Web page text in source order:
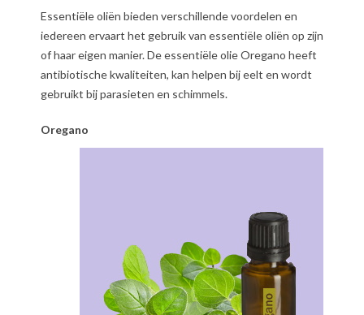
Essentiële oliën bieden verschillende voordelen en
iedereen ervaart het gebruik van essentiële oliën op zijn
of haar eigen manier. De essentiële olie Oregano heeft
antibiotische kwaliteiten, kan helpen bij eelt en wordt
gebruikt bij parasieten en schimmels.
Oregano